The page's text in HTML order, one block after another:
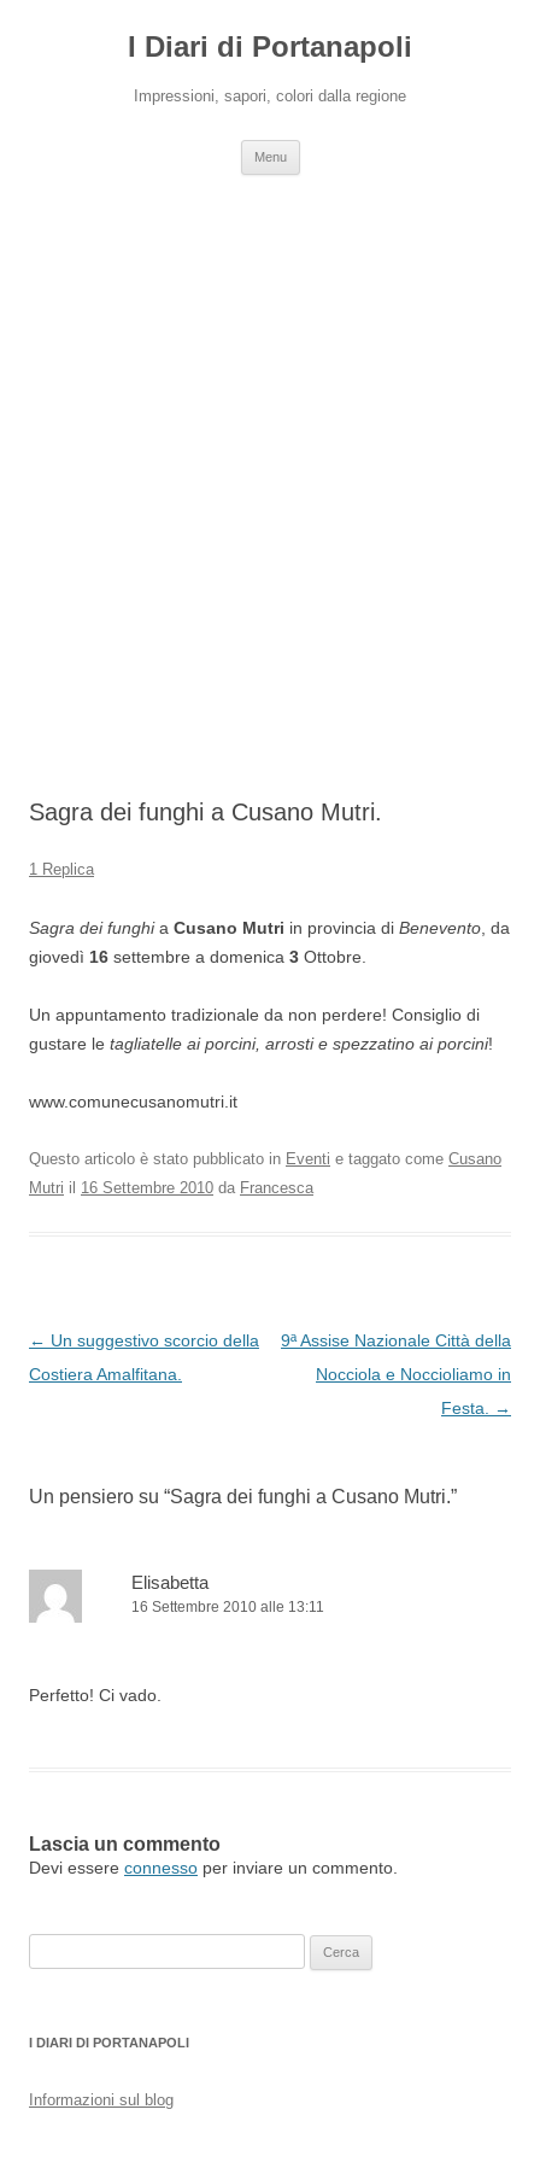
I Diari di Portanapoli
Impressioni, sapori, colori dalla regione
Menu
Sagra dei funghi a Cusano Mutri.
1 Replica
Sagra dei funghia Cusano Mutri in provincia di Benevento , da
giovedì 16 settembre a domenica 3 Ottobre.
Un appuntamento tradizionale da non perdere! Consiglio di
gustare le tagliatelle ai porcini, arrosti e spezzatino ai porcini!
www.comunecusanomutri.it
Questo articolo è stato pubblicato in Eventi e taggato come Cusano
Mutri il 16 Settembre 2010 da Francesca
Navigazione
articolo
← Un suggestivo scorcio della
Costiera Amalfitana.
9ª Assise Nazionale Città della
Nocciola e Noccioliamo in
Festa.
→
Un pensiero su “Sagra dei funghi a Cusano Mutri.”
Elisabetta
16 Settembre 2010 alle 13:11
Perfetto! Ci vado.
Lascia un commento
Devi essere connesso per inviare un commento.
I DIARI DI PORTANAPOLI
Informazioni sul blog